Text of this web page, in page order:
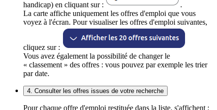
handicap) en cliquant sur :
.
La carte affiche uniquement les offres d'emploi que vous
voyez à l'écran. Pour visualiser les offres d'emploi suivantes,
cliquez sur :
Vous avez également la possibilité de changer le
« classement » des offres : vous pouvez par exemple les trier
par date.
4. Consulter les offres issues de votre recherche
Pour chaque offre d'emploi restituée dans la liste, s'affichent :